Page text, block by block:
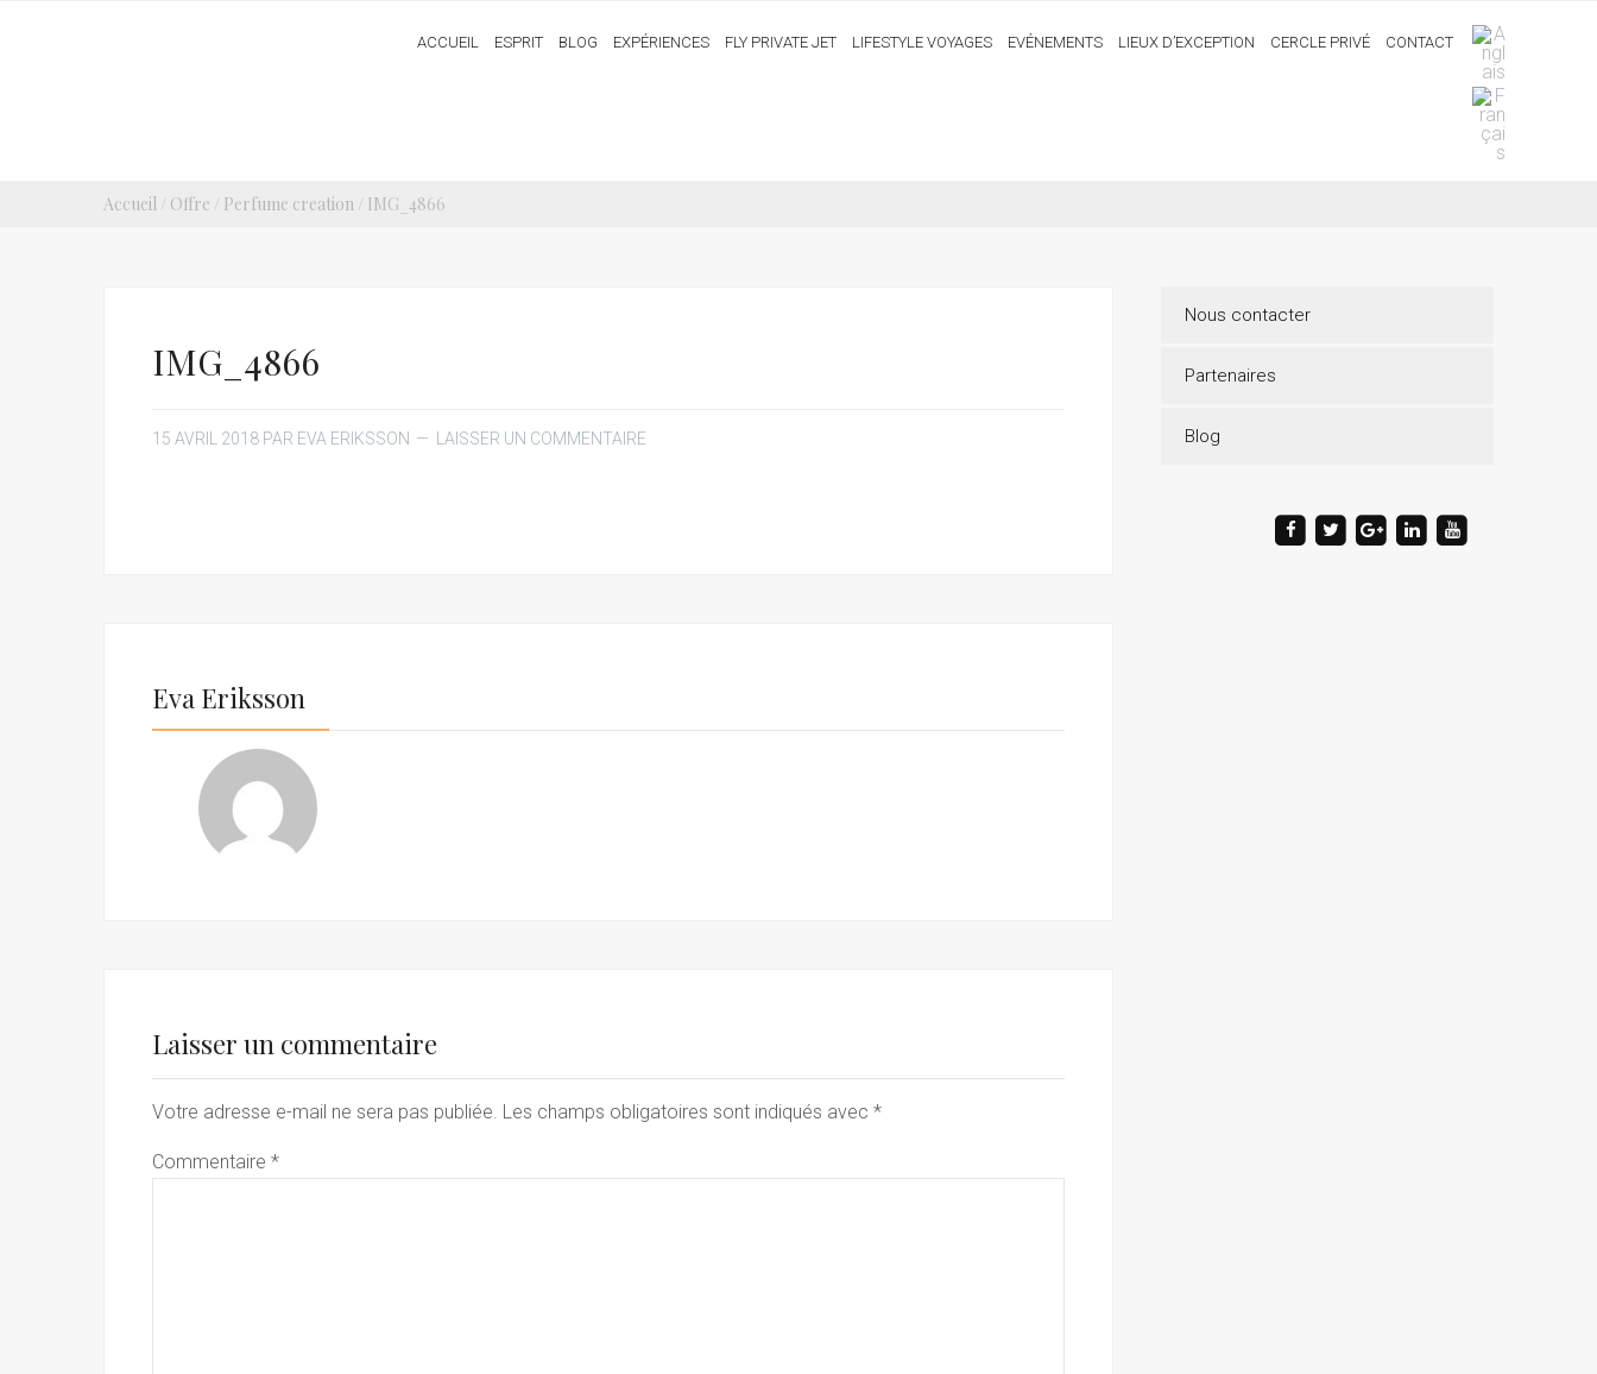
ACCUEIL ESPRIT BLOG EXPÉRIENCES FLY PRIVATE JET LIFESTYLE VOYAGES EVÉNEMENTS LIEUX D’EXCEPTION CERCLE PRIVÉ CONTACT
Accueil / Offre / Perfume creation / IMG_4866
IMG_4866
15 AVRIL 2018 PAR EVA ERIKSSON LAISSER UN COMMENTAIRE
Eva Eriksson
Laisser un commentaire
Votre adresse e-mail ne sera pas publiée. Les champs obligatoires sont indiqués avec *
Commentaire *
Nous contacter
Partenaires
Blog